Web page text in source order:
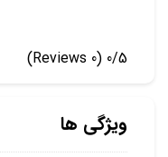
0/5
(0 Reviews)
ویژگی ها